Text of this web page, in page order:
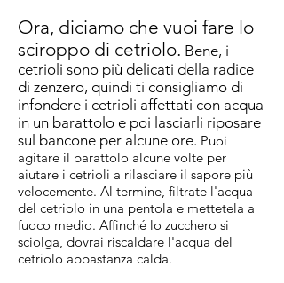
Ora, diciamo che vuoi fare lo
sciroppo di cetriolo. Bene, i
cetrioli sono più delicati della radice
di zenzero, quindi ti consigliamo di
infondere i cetrioli affettati con acqua
in un barattolo e poi lasciarli riposare
sul bancone per alcune ore. Puoi
agitare il barattolo alcune volte per
aiutare i cetrioli a rilasciare il sapore più
velocemente. Al termine, filtrate l'acqua
del cetriolo in una pentola e mettetela a
fuoco medio. Affinché lo zucchero si
sciolga, dovrai riscaldare l'acqua del
cetriolo abbastanza calda.